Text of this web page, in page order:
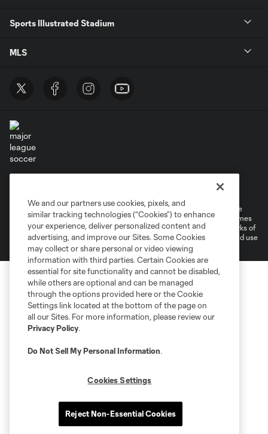
Sports Illustrated Stadium
MLS
Cookies Settings
©2026 MLS. The Major League Soccer and MLS name and shield are
registered trademarks of Major League Soccer, L.L.C. (“MLS”). The names
and logos of MLS teams are registered and/or common law trademarks of
MLS or are used with the permission of their owners. Any unauthorized use
is forbidden.
We and our partners use cookies, pixels, and
similar tracking technologies (“Cookies”) to enhance
your experience, deliver personalized content and
advertising, and improve our Sites. Some Cookies
may collect or share personal or video viewing
information with third parties. Certain Cookies are
essential for site functionality and cannot be disabled,
while others are optional and can be managed
through the options provided here or the Cookie
Settings link located at the bottom of the page on
all our Sites. For more information, please review our
Privacy Policy.
Do Not Sell My Personal Information.
Cookies Settings
Reject Non-Essential Cookies